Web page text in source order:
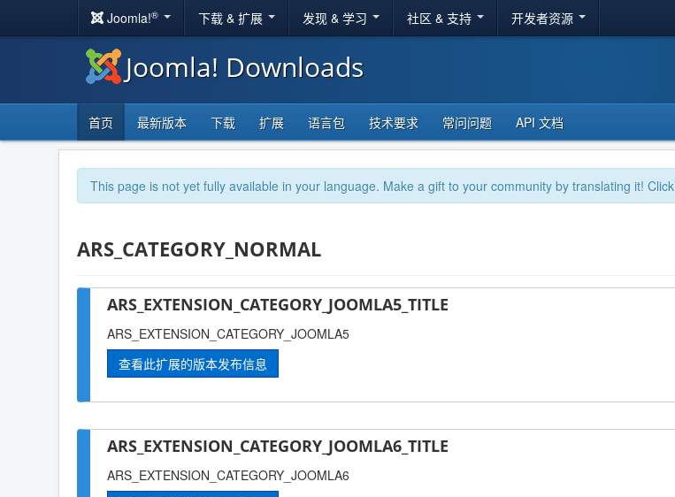
Joomla!® 下载 & 扩展 发现 & 学习 社区 & 支持 开发者资源
Joomla! Downloads
首页 最新版本 下载 扩展 语言包 技术要求 常问问题 API 文档
This page is not yet fully available in your language. Make a gift to your community by translating it! Click
ARS_CATEGORY_NORMAL
ARS_EXTENSION_CATEGORY_JOOMLA5_TITLE
ARS_EXTENSION_CATEGORY_JOOMLA5
查看此扩展的版本发布信息
ARS_EXTENSION_CATEGORY_JOOMLA6_TITLE
ARS_EXTENSION_CATEGORY_JOOMLA6